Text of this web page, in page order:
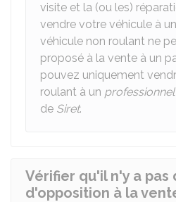
visite et la (ou les)
vendre votre véhicule à
véhicule non roulant ne
proposé à la vente à un
pouvez uniquement
roulant à un professionnel
de Siret.
Vérifier qu'il n'y a pas
d'opposition à la